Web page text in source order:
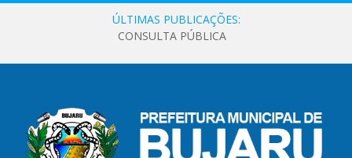
ÚLTIMAS PUBLICAÇÕES:
CONSULTA PÚBLICA